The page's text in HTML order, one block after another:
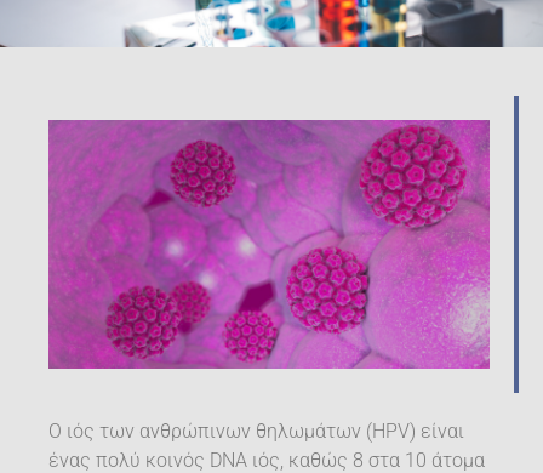
Ο ιός των ανθρώπινων θηλωμάτων (HPV) είναι
ένας πολύ κοινός DNA ιός, καθώς 8 στα 10 άτομα